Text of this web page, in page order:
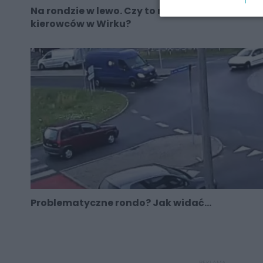
Na rondzie w lewo. Czy to nawigacja myli
kierowców w Wirku?
Problematyczne rondo? Jak widać...